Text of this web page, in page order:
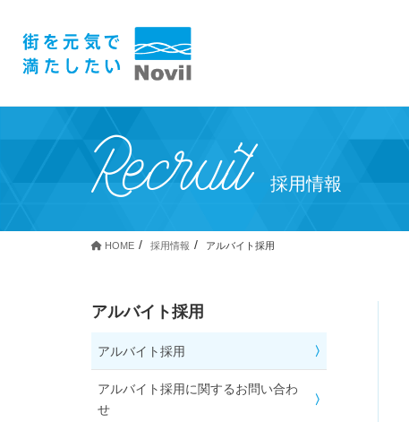
Recruit 採用情報
HOME 採用情報 アルバイト採用
アルバイト採用
アルバイト採用
アルバイト採用に関するお問い合わ
せ